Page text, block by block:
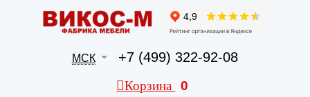
МСК +7 (499) 322-92-08
Корзина 0